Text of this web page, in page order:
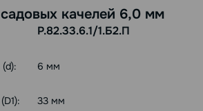
качелей 6,0 мм
Р.82.33.6.1/1.Б2.П
6 мм
33 мм